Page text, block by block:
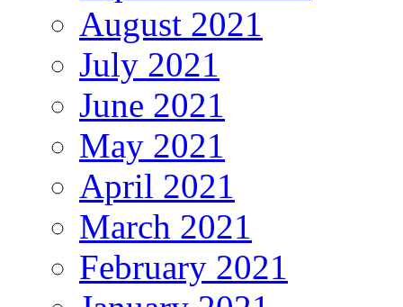
August 2021
July 2021
June 2021
May 2021
April 2021
March 2021
February 2021